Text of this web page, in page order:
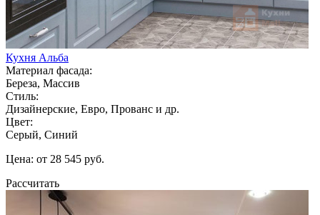
Кухня Альба
Материал фасада:
Береза, Массив
Стиль:
Дизайнерские, Евро, Прованс и др.
Цвет:
Серый, Синий
Цена: от 28 545 руб.
Рассчитать